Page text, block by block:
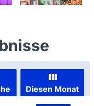
Diesen Monat